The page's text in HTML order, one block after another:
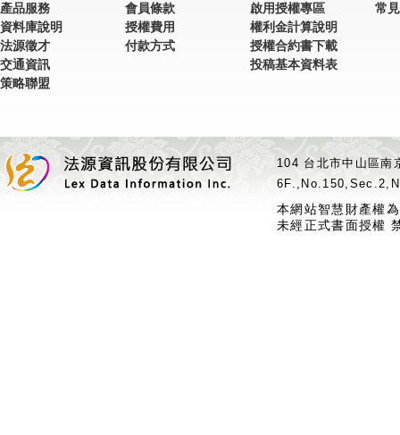
產品服務
資料庫說明
法源徵才
交通資訊
策略聯盟
會員條款
授權費用
付款方式
啟用授權專區
權利金計算說明
授權合約書下載
投稿基本資料表
常
104 台北市中山區
本網站智慧財產權
未經正式書面授權